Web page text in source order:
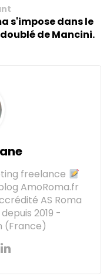
s'impose dans le
de Mancini.
freelance
AmoRoma.fr
AS Roma
2019 -
(France)